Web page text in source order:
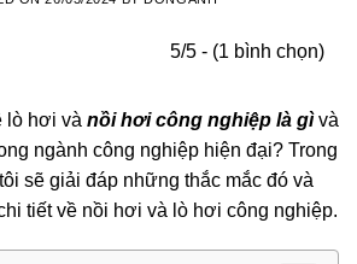
5/5 - (1 bình chọn)
lò hơi và nồi hơi công nghiệp là gìvà
ngành công nghiệp hiện đại? Trong
sẽ giải đáp những thắc mắc đó và
tiết về nồi hơi và lò hơi công nghiệp.